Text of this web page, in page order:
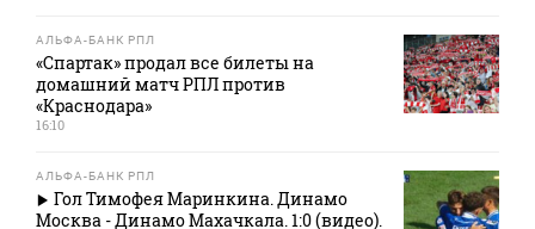
АЛЬФА-БАНК РПЛ
«Спартак» продал все билеты на
домашний матч РПЛ против
«Краснодара»
16:10
АЛЬФА-БАНК РПЛ
Гол Тимофея Маринкина. Динамо
Москва - Динамо Махачкала. 1:0 (видео).